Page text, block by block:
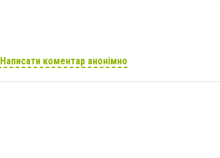
Написати коментар анонімно